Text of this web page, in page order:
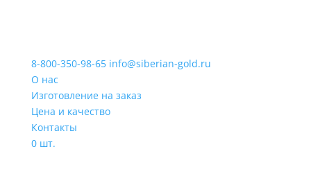
8-800-350-98-65 info@siberian-gold.ru
О нас
Изготовление на заказ
Цена и качество
Контакты
0 шт.